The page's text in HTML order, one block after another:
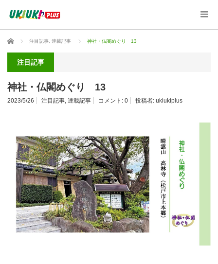
ホーム 注目記事 連載記事 神社・仏閣めぐり 13
注目記事
神社・仏閣めぐり 13
2023/5/26 注目記事, 連載記事 コメント: 0 投稿者: ukiukiplus